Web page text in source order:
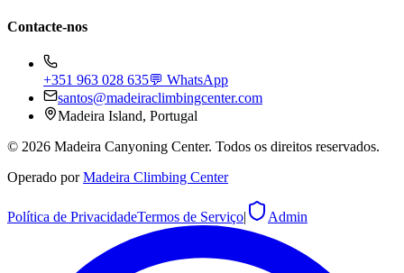
Contacte-nos
+351 963 028 635💬 WhatsApp
santos@madeiraclimbingcenter.com
Madeira Island, Portugal
© 2026 Madeira Canyoning Center. Todos os direitos reservados.
Operado por Madeira Climbing Center
Política de PrivacidadeTermos de Serviço| Admin